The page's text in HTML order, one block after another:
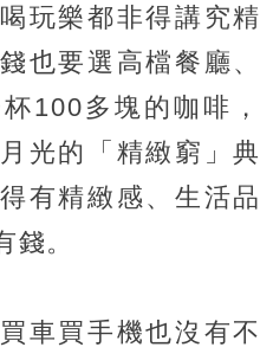
玩樂都非得講究精
也要選高檔餐廳、
100多塊的咖啡，
光的「精緻窮」典
有精緻感、生活品
錢。
車買手機也沒有不